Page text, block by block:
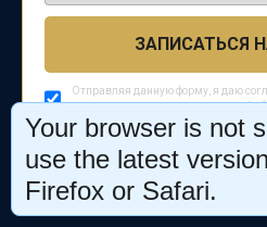
ЗАПИСАТЬСЯ
Отправляя данную форму, я даю
данных и соглашаюсь сполитикой
Your browser is not
use the latest
Firefox or Safari.